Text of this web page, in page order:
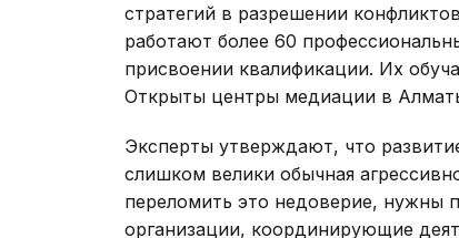
стратегий в разрешении
работают более 60
присвоении квалификации. Их
Открыты центры медиации в
Эксперты утверждают, что
слишком велики обычная
переломить это недоверие, нужны
организации, координирующие